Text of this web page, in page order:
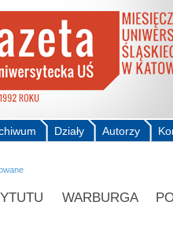
Autorzy
Działy
WARBURGA